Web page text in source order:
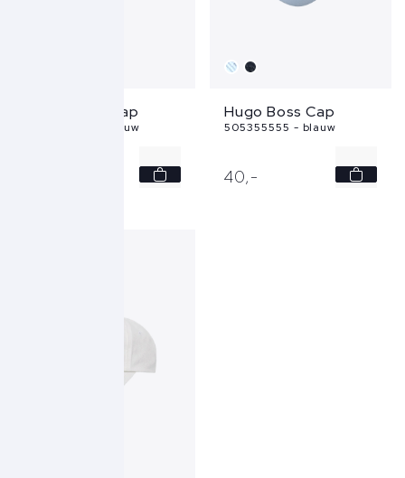
Hugo Boss Cap
505355555 - blauw
-
Hugo Boss Cap
505355555 - blauw
40,- -